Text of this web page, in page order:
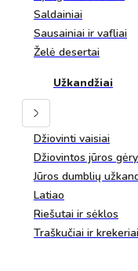
Saldainiai
Sausainiai ir vafliai
Želė desertai
Užkandžiai
Džiovinti vaisiai
Džiovintos jūros
Jūros dumblių
Latiao
Riešutai ir sėklos
Traškučiai ir krekeriai